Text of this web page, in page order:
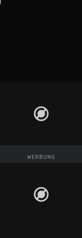
WERBUNG